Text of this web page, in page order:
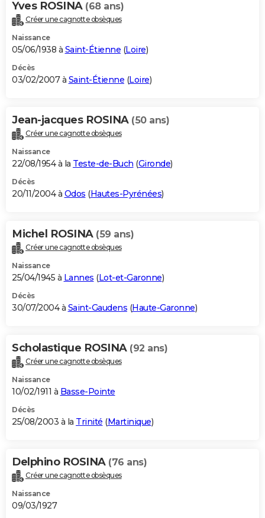
Yves ROSINA (68 ans)
Créer une cagnotte obsèques
Naissance
05/06/1938 à Saint-Étienne (Loire)
Décès
03/02/2007 à Saint-Étienne (Loire)
Jean-jacques ROSINA (50 ans)
Créer une cagnotte obsèques
Naissance
22/08/1954 à la Teste-de-Buch (Gironde)
Décès
20/11/2004 à Odos (Hautes-Pyrénées)
Michel ROSINA (59 ans)
Créer une cagnotte obsèques
Naissance
25/04/1945 à Lannes (Lot-et-Garonne)
Décès
30/07/2004 à Saint-Gaudens (Haute-Garonne)
Scholastique ROSINA (92 ans)
Créer une cagnotte obsèques
Naissance
10/02/1911 à Basse-Pointe
Décès
25/08/2003 à la Trinité (Martinique)
Delphino ROSINA (76 ans)
Créer une cagnotte obsèques
Naissance
09/03/1927